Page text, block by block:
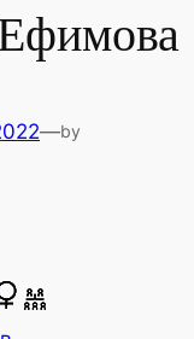
—by